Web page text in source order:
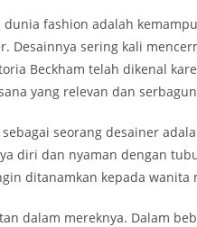
fashion adalah
Desainnya sering kali
Beckham telah dikenal
yang relevan dan
seorang desainer
diri dan nyaman dengan
ditanamkan kepada wanita
dalam mereknya. Dalam